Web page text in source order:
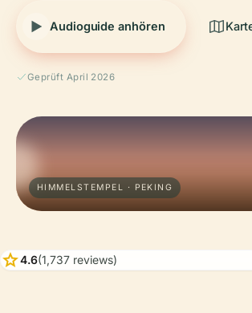
Audioguide anhören
Geprüft April 2026
HIMMELSTEMPEL · PEKING
star4.6(1,737 reviews)